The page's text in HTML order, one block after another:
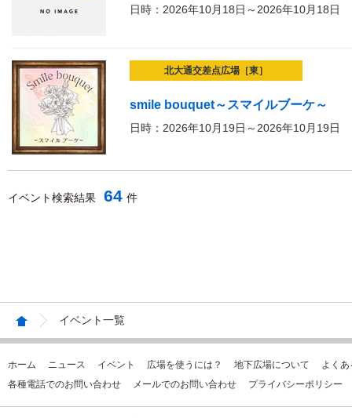
日時：2026年10月18日～2026年10月18日
北大通交差点広場［東］
smile bouquet～スマイルブーケ～
日時：2026年10月19日～2026年10月19日
イベント検索結果 64 件
イベント一覧
ホーム ニュース イベント 広場を使うには？ 地下広場について
よく
各種電話でのお問い合わせ
メールでのお問い合わせ プライバシーポリシー